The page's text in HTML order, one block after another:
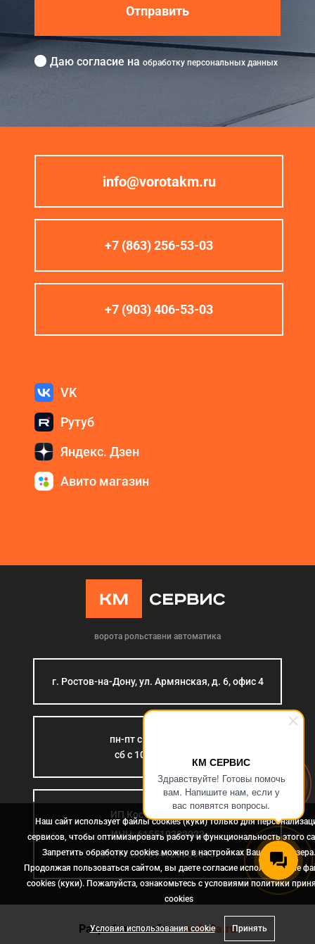
КМ СЕРВИС
Здравствуйте! Готовы помочь
вам. Напишите нам, если у
вас появятся вопросы.
Отправить
Даю согласие на обработку персональных данных
info@vorotakm.ru
+7 (863) 256-53-03
+7 (903) 406-53-03
VK
Рутуб
Яндекс. Дзен
Авито магазин
ворота рольставни автоматика
г. Ростов-на-Дону, ул. Армянская, д. 6, офис 4
пн-пт с 9:00 до 18:00
сб с 10:00 до 15:00
ИП Костромина Л.Б.
ИНН: 615510383923
ОГРН: 307614126000015
Разработка сайта- web-2a.ru
Наш сайт использует файлы cookies (куки) только для
сервисов, чтобы оптимизировать работу и функциональность этого
Запретить обработку cookies можно в настройках Вашего браузера.
Продолжая пользоваться сайтом, вы даете согласие использование
cookies (куки). Пожалуйста, ознакомьтесь с условиями политики
сookies
Условия использования cookie Принять